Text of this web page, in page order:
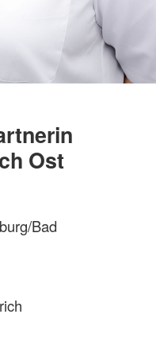
Ost
Bad